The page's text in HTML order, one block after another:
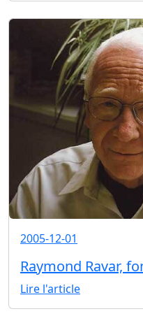
2005-12-01
Raymond Ravar,
Lire l'article